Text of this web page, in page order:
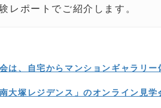
レポートでご紹介します。
は、自宅からマンションギャラリ
大塚レジデンス」のオンライン見学